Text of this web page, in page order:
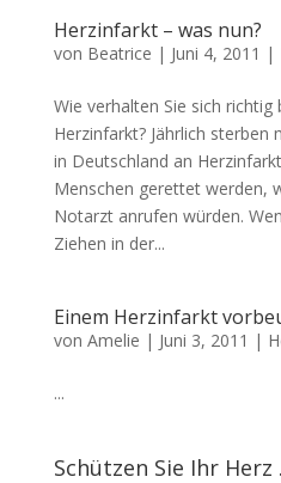
Herzinfarkt – was nun?
von Beatrice | Juni 4, 2011 |
Wie verhalten Sie sich richtig
Herzinfarkt? Jährlich sterben
in Deutschland an
Menschen gerettet werden,
Notarzt anrufen würden.
Ziehen in der...
Einem Herzinfarkt
von Amelie | Juni 3, 2011 |
...
Schützen Sie Ihr Herz